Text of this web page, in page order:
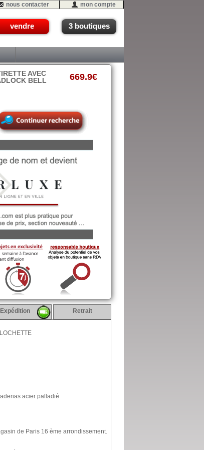
nous contacter mon compte
vendre 3 boutiques
AVEC
BELL
669.9€
Expédition Retrait
acier palladié
de Paris 16 ème arrondissement.